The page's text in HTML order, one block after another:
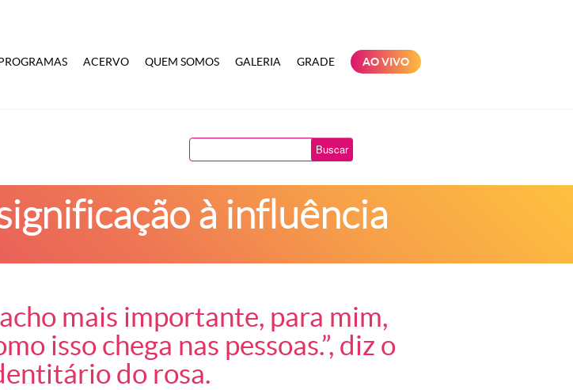
ACERVO QUEM SOMOS GALERIA GRADE AO VIVO
Buscar
à influência
mais importante, para mim,
isso chega nas pessoas.”, diz o
do rosa.